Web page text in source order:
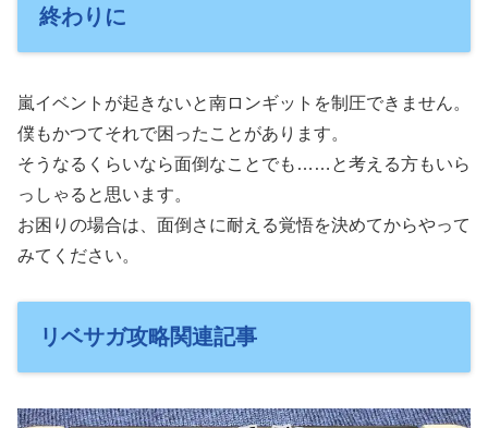
終わりに
嵐イベントが起きないと南ロンギットを制圧できません。
僕もかつてそれで困ったことがあります。
そうなるくらいなら面倒なことでも……と考える方もいら
っしゃると思います。
お困りの場合は、面倒さに耐える覚悟を決めてからやって
みてください。
リベサガ攻略関連記事